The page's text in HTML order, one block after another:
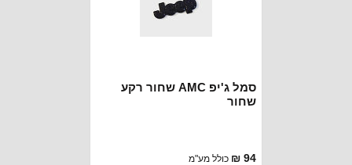
סמל ג'יפ AMC שחור רקע
שחור
94 ₪ כולל מע"מ